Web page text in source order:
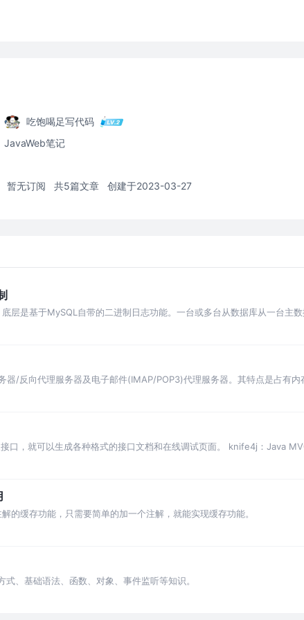
吃饱喝足写代码
JavaWeb笔记
暂无订阅 共5篇文章 创建于2023-03-27
层是基于MySQL自带的二进制日志功能。一台或多台从数据库从一台主
/反向代理服务器及电子邮件(IMAP/POP3)代理服务器。其特点是占有内
口，就可以生成各种格式的接口文档和在线调试页面。 knife4j：Java
的缓存功能，只需要简单的加一个注解，就能实现缓存功能。
、基础语法、函数、对象、事件监听等知识。